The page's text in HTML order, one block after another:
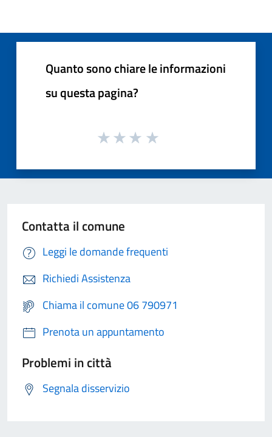
Quanto sono chiare le informazioni
su questa pagina?
Contatta il comune
Leggi le domande frequenti
Richiedi Assistenza
Chiama il comune 06 790971
Prenota un appuntamento
Problemi in città
Segnala disservizio